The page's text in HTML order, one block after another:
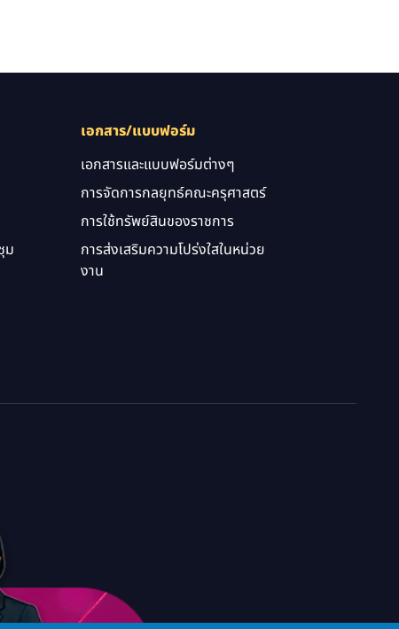
ม
เอกสาร/แบบฟอร์ม
เอกสารและแบบฟอร์มต่างๆ
การจัดการกลยุทธ์คณะครุศาสตร์
การใช้ทรัพย์สินของราชการ
การส่งเสริมความโปร่งใสในหน่วย
งาน